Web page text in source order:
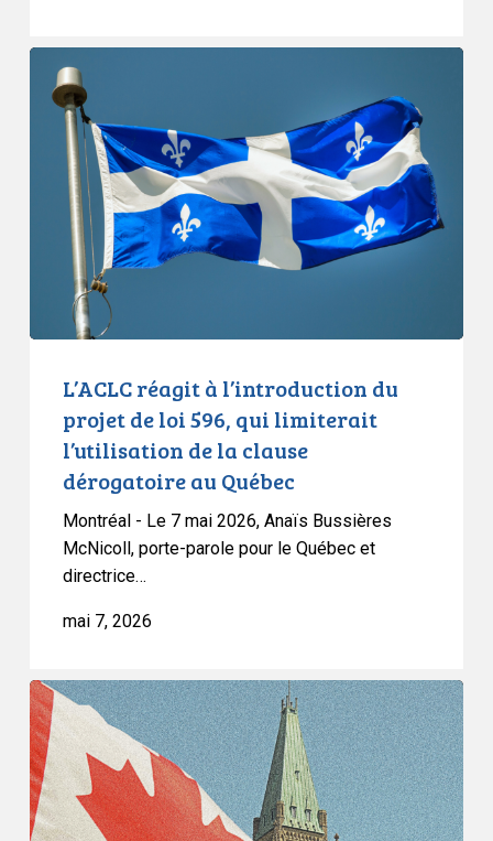
réagit
l’introduction
projet
limiterait
clause
dérogatoire
Québec
L’ACLC réagit à l’introduction du
projet de loi 596, qui limiterait
l’utilisation de la clause
dérogatoire au Québec
Montréal - Le 7 mai 2026, Anaïs Bussières
McNicoll, porte-parole pour le Québec et
directrice…
mai 7, 2026
L’ACLC
félicite
la
juge
Louise
Arbour